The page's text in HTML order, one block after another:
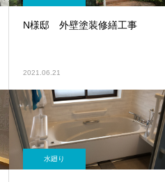
N様邸 外壁塗装修繕工事
2021.06.21
水廻り